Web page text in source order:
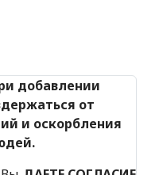
добавлении
от
и оскорбления